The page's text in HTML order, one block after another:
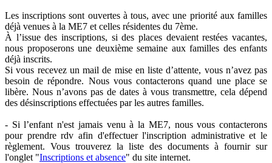
Les inscriptions sont ouvertes à tous, avec une priorité aux familles
déjà venues à la ME7 et celles résidentes du 7ème.
À l’issue des inscriptions, si des places devaient restées vacantes,
nous proposerons une deuxième semaine aux familles des enfants
déjà inscrits.
Si vous recevez un mail de mise en liste d’attente, vous n’avez pas
besoin de répondre. Nous vous contacterons quand une place se
libère. Nous n’avons pas de dates à vous transmettre, cela dépend
des désinscriptions effectuées par les autres familles.
- Si l’enfant n'est jamais venu à la ME7, nous vous contacterons
pour prendre rdv afin d'effectuer l'inscription administrative et le
règlement. Vous trouverez la liste des documents à fournir sur
l'onglet "Inscriptions et absence" du site internet.